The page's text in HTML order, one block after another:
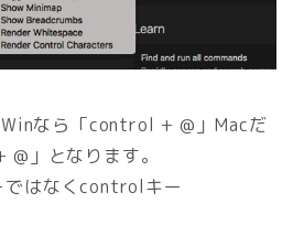
なら「control + @」Macだ
」となります。
はなくcontrolキー